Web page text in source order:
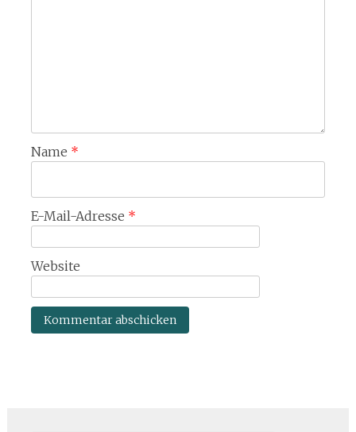
Name *
E-Mail-Adresse *
Website